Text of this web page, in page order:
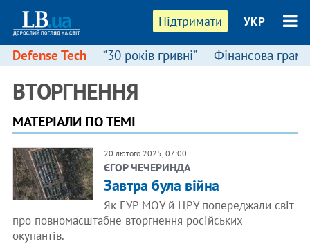
Підтримати УКР
Defense Tech “30 років гривні” Фінансова
ВТОРГНЕННЯ
МАТЕРІАЛИ ПО ТЕМІ
20 лютого 2025, 07:00
ЄГОР ЧЕЧЕРИНДА
Завтра була війна
Як ГУР МОУ й ЦРУ попереджали світ
про повномасштабне вторгнення російських
окупантів.